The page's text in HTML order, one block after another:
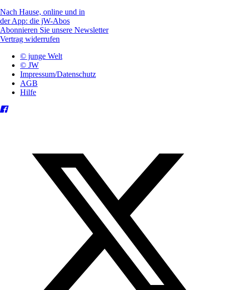
Nach Hause, online und in
der App: die jW-Abos
Abonnieren Sie unsere Newsletter
Vertrag widerrufen
© junge Welt
© JW
Impressum/Datenschutz
AGB
Hilfe